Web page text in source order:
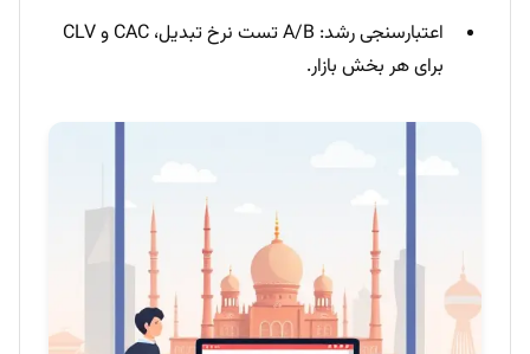
اعتبارسنجی رشد: A/B تست نرخ تبدیل، CAC و CLV
برای هر بخش بازار.